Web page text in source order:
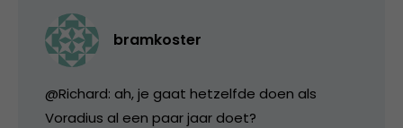
bramkoster
@Richard: ah, je gaat hetzelfde doen als
Voradius al een paar jaar doet?